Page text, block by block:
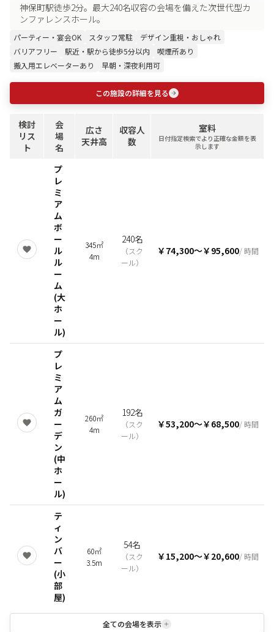
神保町駅徒歩2分。最大240名収容の会場を備えた次世代型カ
ンファレンスホール。
パーティー・宴会OK スタッフ常駐
デザイン重視・おしゃれ
バリアフリー
駅近・駅から徒歩5分以内
喫煙所あり
搬入用エレベーターあり
早朝・深夜利用可
この施設の詳細を見る
検討
リス
ト
会
場
名
広さ
天井高
収容人
数
室料
日付指定検索でより正確な金額を表
示します
プ
レ
ミ
ア
ム
ボ
ー
ル
ル
ー
ム
(大
ホ
ー
ル)
345㎡
4m
240名
（スク
ール）
￥74,300〜￥95,600/ 時間
プ
レ
ミ
ア
ム
ガ
ー
デ
ン
(中
ホ
ー
ル)
260㎡
4m
192名
（スク
ール）
￥53,200〜￥68,500/ 時間
テ
ィ
ン
バ
ー
(小
部
屋)
60㎡
3.5m
54名
（スク
ール）
￥15,200〜￥20,600/ 時間
全ての会場を表示